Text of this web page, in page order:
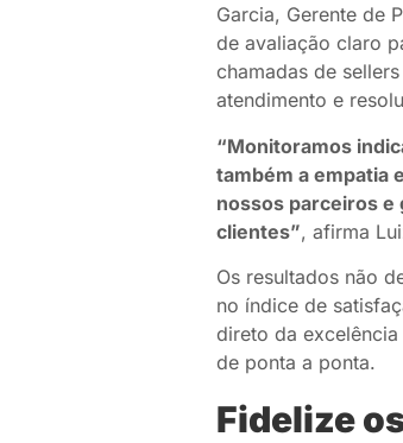
Garcia, Gerente de
de avaliação claro
chamadas de
atendimento e
“Monitoramos
também a empatia
nossos parceiros e
clientes”, afirma
Os resultados não
no índice de
direto da
de ponta a ponta.
Fidelize